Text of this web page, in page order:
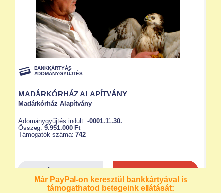
Már PayPal-on keresztül bankkártyával is
támogathatod betegeink ellátását: